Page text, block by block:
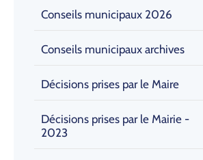
Conseils municipaux 2026
Conseils municipaux archives
Décisions prises par le Maire
Décisions prises par le Mairie -
2023